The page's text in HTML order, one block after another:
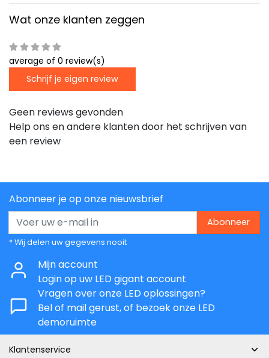
Wat onze klanten zeggen
average of 0 review(s)
Schrijf je eigen review
Geen reviews gevonden
Help ons en andere klanten door het schrijven van
een review
Abonneer je op onze nieuwsbrief
Abonneer
* Wij delen uw gegevens nooit
Mijn account
Login op uw LED gigant account
Vragen over onze LED oplossingen?
Bel of mail gerust, of bezoek onze LED
demoruimte
Klantenservice